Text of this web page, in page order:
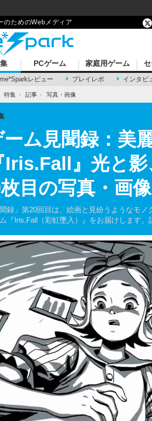
のためのWebメディア
レビュー プレイレポ インタビ
PCゲーム 家庭用ゲーム
特集 › 記事 › 写真・画像
ーム見聞録：美
Iris.Fall』光と
目の写真・画像
聞録」第20回目は、絵画と見紛うようなモ
『Iris.Fall（彩虹墜入）』をお届けします。